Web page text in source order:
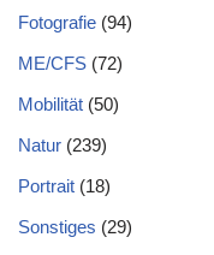
Fotografie (94)
ME/CFS (72)
Mobilität (50)
Natur (239)
Portrait (18)
Sonstiges (29)